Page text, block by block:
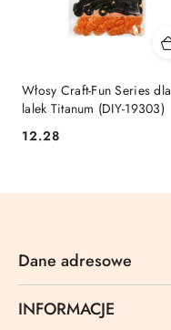
Włosy Craft-Fun Series dla
lalek Titanum (DIY-19303)
Cena:
12.28
Dane adresowe
INFORMACJE